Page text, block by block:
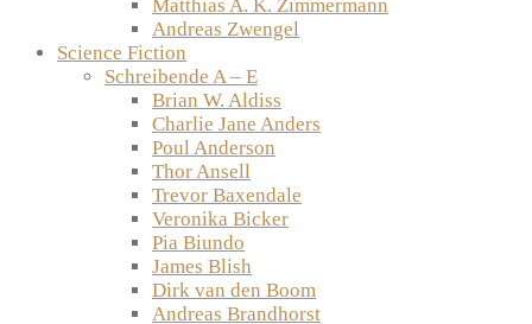
Matthias A. K. Zimmermann
Andreas Zwengel
Science Fiction
Schreibende A – E
Brian W. Aldiss
Charlie Jane Anders
Poul Anderson
Thor Ansell
Trevor Baxendale
Veronika Bicker
Pia Biundo
James Blish
Dirk van den Boom
Andreas Brandhorst